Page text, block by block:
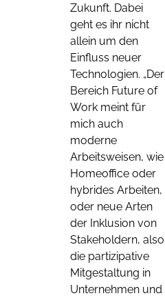
Zukunft. Dabei
geht es ihr nicht
allein um den
Einfluss neuer
Technologien. „Der
Bereich Future of
Work meint für
mich auch
moderne
Arbeitsweisen, wie
Homeoffice oder
hybrides Arbeiten,
oder neue Arten
der Inklusion von
Stakeholdern, also
die partizipative
Mitgestaltung in
Unternehmen und